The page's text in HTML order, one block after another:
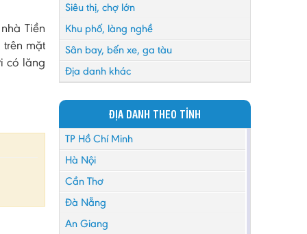
Tiền
mặt
có lăng
Siêu thị, chợ lớn
Khu phố, làng nghề
Sân bay, bến xe, ga tàu
Địa danh khác
ĐỊA DANH THEO TỈNH
TP Hồ Chí Minh
Hà Nội
Cần Thơ
Đà Nẵng
An Giang